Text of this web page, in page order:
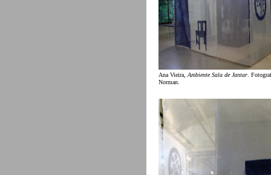
Ana Vieira, Ambiente Sala de Jantar .
Norman.